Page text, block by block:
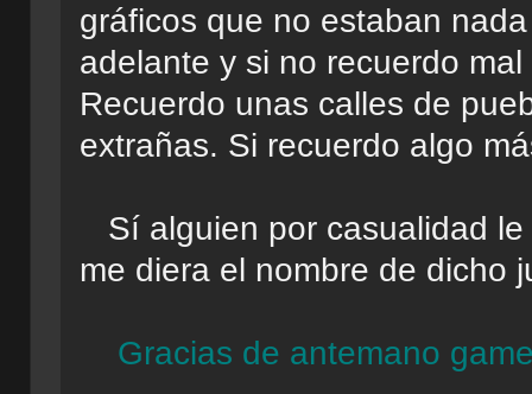
gráficos que no estaban
adelante y si no recuerdo
Recuerdo unas calles de
extrañas. Si recuerdo algo
Sí alguien por casualidad
me diera el nombre de dicho
Gracias de antemano